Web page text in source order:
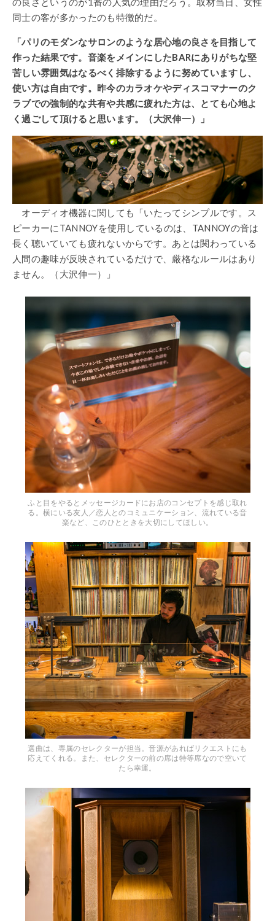
同士の客が多かったのも特徴的だ。
「パリのモダンなサロンのような居心地の良さを目指して
作った結果です。音楽をメインにしたBARにありがちな堅
苦しい雰囲気はなるべく排除するように努めていますし、
使い方は自由です。昨今のカラオケやディスコマナーのク
ラブでの強制的な共有や共感に疲れた方は、とても心地よ
く過ごして頂けると思います。（大沢伸一）」
オーディオ機器に関しても「いたってシンプルです。ス
ピーカーにTANNOYを使用しているのは、TANNOYの音は
長く聴いていても疲れないからです。あとは関わっている
人間の趣味が反映されているだけで、厳格なルールはあり
ません。（大沢伸一）」
ふと目をやるとメッセージカードにお店のコンセプトを感じ取れ
る。横にいる友人／恋人とのコミュニケーション、流れている音
楽など、このひとときを大切にしてほしい。
選曲は、専属のセレクターが担当。音源があればリクエストにも
応えてくれる。また、セレクターの前の席は特等席なので空いて
たら幸運。